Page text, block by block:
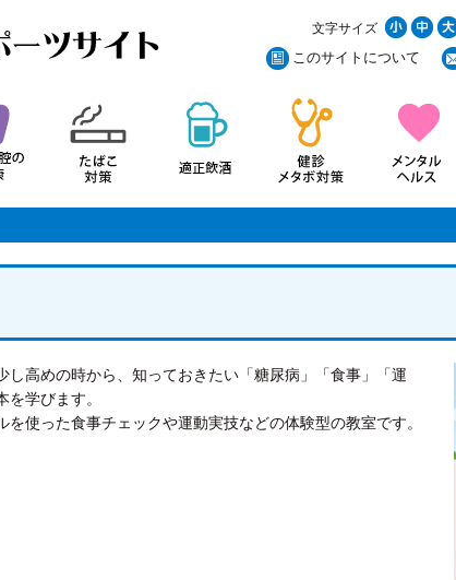
文字サイズ
このサイトについて
し高めの時から、知っておきたい「糖尿病」「食事」「運
を学びます。
を使った食事チェックや運動実技などの体験型の教室です。